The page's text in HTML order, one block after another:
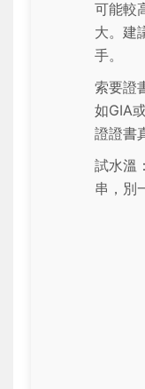
可能較
大。建
手。
索要證
如GIA
證證書
試水溫
串，別